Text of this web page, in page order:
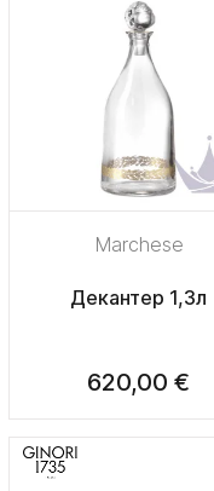
Marchese
Декантер 1,3л
620,00 €